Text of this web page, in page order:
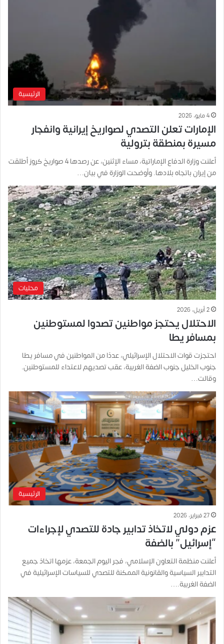
الرئيسية
4 مايو، 2026
الإمارات تعلن التصدي لصواريخ إيرانية وانفجار
مسيرة بمنطقة بترولية
أعلنت وزارة الدفاع الإماراتية، مساء الإثنين، عن رصدها 4 صواريخ كروز أطلقت
من إيران باتجاه بلادها. وأوضحت الوزارة في بيان…
محليات
2 أبريل، 2026
الاحتلال يحتجز مواطنين تصدوا لمستوطنين
بمسافر يطا
احتجزت قوات الاحتلال الإسرائيلي، عددًا من المواطنين في مسافر يطا
جنوب الخليل جنوب الضفة الغربية، عقب تصديهم لاعتداء للمستوطنين.
وقالت…
الرئيسية
27 فبراير، 2026
عزم دولي لاتخاذ تدابير جادة للتصدي لإجراءات
“إسرائيل” بالضفة
أعلنت منظمة التعاون الإسلامي، فجر اليوم الجمعة، عزمها اتخاذ جميع
التدابير السياسية والقانونية الممكنة للتصدي للسياسات الإسرائيلية في
الضفة الغربية.…